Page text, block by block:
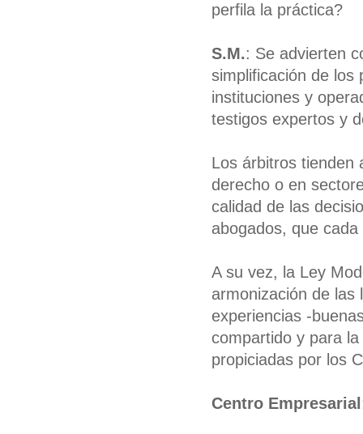
perfila la práctica?
S.M.: Se advierten
simplificación de los
instituciones y
testigos expertos y
Los árbitros tienden
derecho o en
calidad de las
abogados, que
A su vez, la Ley
armonización de las
experiencias -
compartido y para
propiciadas por los
Centro Empresarial